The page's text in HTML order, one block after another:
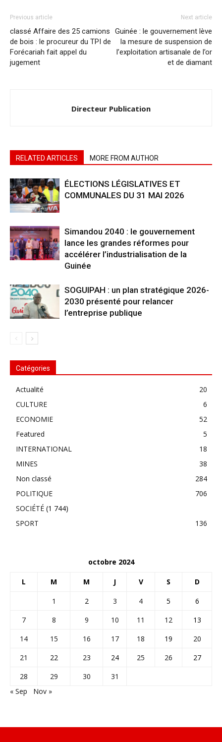
Previous article
classé Affaire des 25 camions
de bois : le procureur du TPI de
Forécariah fait appel du
jugement
Next article
Guinée : le gouvernement lève
la mesure de suspension de
l’exploitation artisanale de l’or
et de diamant
Directeur Publication
RELATED ARTICLES MORE FROM AUTHOR
ÉLECTIONS LÉGISLATIVES ET
COMMUNALES DU 31 MAI 2026
Simandou 2040 : le gouvernement
lance les grandes réformes pour
accélérer l’industrialisation de la
Guinée
SOGUIPAH : un plan stratégique 2026-
2030 présenté pour relancer
l’entreprise publique
Catégories
Actualité
20
CULTURE
6
ECONOMIE
52
Featured
5
INTERNATIONAL
18
MINES
38
Non classé
284
POLITIQUE
706
SOCIÉTÉ (1 744)
SPORT
136
octobre 2024
L M M J V S D
1 2 3 4 5
6
7
8 9 10 11 12
13
14
15 16 17 18 19
20
21
22 23 24 25 26
27
28
29 30
31
« Sep
Nov »